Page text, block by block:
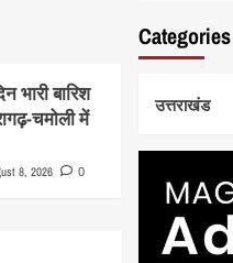
भारी बारिश
चमोली में
8, 2026 0
Categories
उत्तराखंड